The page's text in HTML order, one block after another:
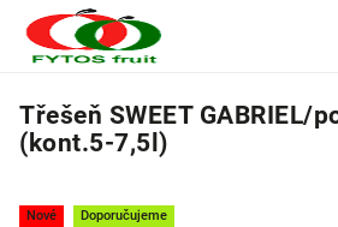
Třešeň SWEET GABRIEL/
(kont.5-7,5l)
Nové Doporučujeme